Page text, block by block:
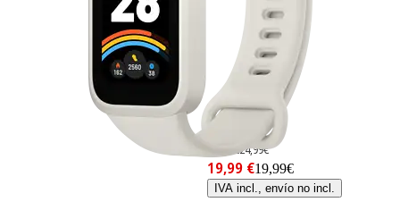
24,99 €24,99€
19,99 €19,99€
IVA incl., envío no incl.